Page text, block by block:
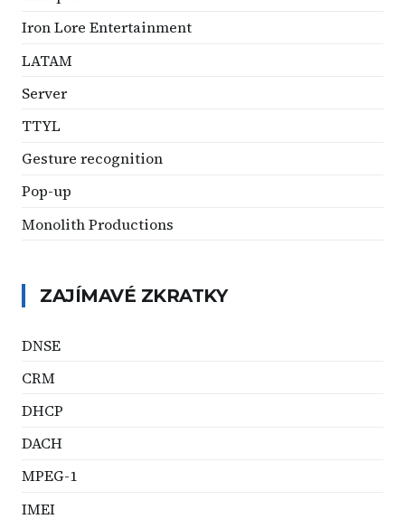
Iron Lore Entertainment
LATAM
Server
TTYL
Gesture recognition
Pop-up
Monolith Productions
ZAJÍMAVÉ ZKRATKY
DNSE
CRM
DHCP
DACH
MPEG-1
IMEI